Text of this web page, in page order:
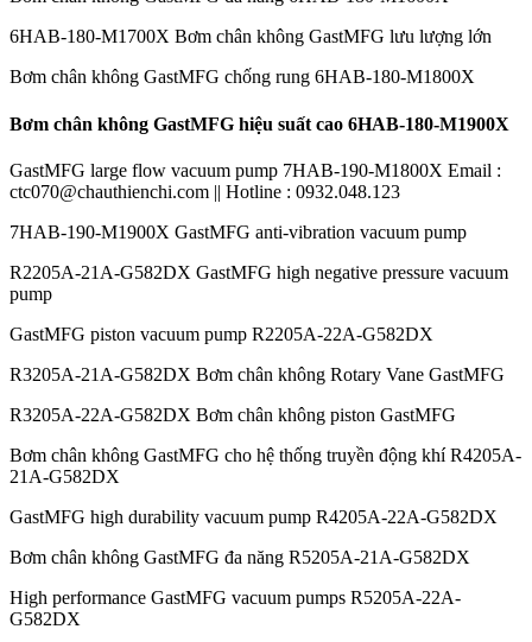
6HAB-180-M1700X Bơm chân không GastMFG lưu lượng lớn
Bơm chân không GastMFG chống rung 6HAB-180-M1800X
Bơm chân không GastMFG hiệu suất cao 6HAB-180-M1900X
GastMFG large flow vacuum pump 7HAB-190-M1800X Email :
ctc070@chauthienchi.com || Hotline : 0932.048.123
7HAB-190-M1900X GastMFG anti-vibration vacuum pump
R2205A-21A-G582DX GastMFG high negative pressure vacuum
pump
GastMFG piston vacuum pump R2205A-22A-G582DX
R3205A-21A-G582DX Bơm chân không Rotary Vane GastMFG
R3205A-22A-G582DX Bơm chân không piston GastMFG
Bơm chân không GastMFG cho hệ thống truyền động khí R4205A-
21A-G582DX
GastMFG high durability vacuum pump R4205A-22A-G582DX
Bơm chân không GastMFG đa năng R5205A-21A-G582DX
High performance GastMFG vacuum pumps R5205A-22A-
G582DX